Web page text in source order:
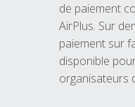
de paiement
AirPlus. Sur
paiement sur
disponible
organisateurs